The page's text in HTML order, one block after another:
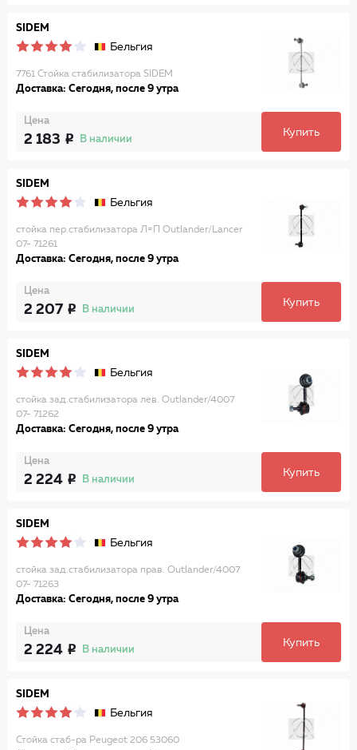
SIDEM
Бельгия
7761 Стойка стабилизатора SIDEM
Доставка: Сегодня, после 9 утра
Цена
2 183 В наличии
Купить
SIDEM
Бельгия
стойка пер.стабилизатора Л=П Outlander/Lancer
07- 71261
Доставка: Сегодня, после 9 утра
Цена
2 207 В наличии
Купить
SIDEM
Бельгия
стойка зад.стабилизатора лев. Outlander/4007
07- 71262
Доставка: Сегодня, после 9 утра
Цена
2 224 В наличии
Купить
SIDEM
Бельгия
стойка зад.стабилизатора прав. Outlander/4007
07- 71263
Доставка: Сегодня, после 9 утра
Цена
2 224 В наличии
Купить
SIDEM
Бельгия
Стойка стаб-ра Peugeot 206 53060